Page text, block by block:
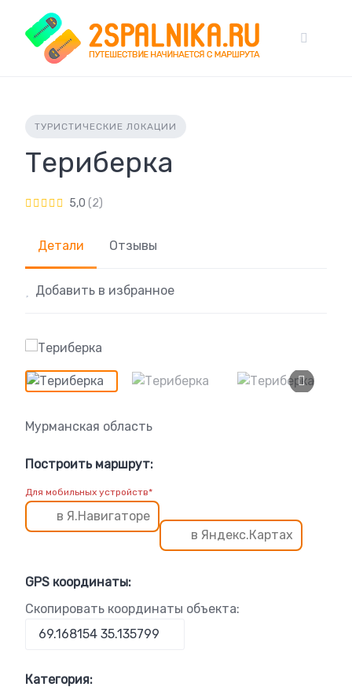
content
ТУРИСТИЧЕСКИЕ ЛОКАЦИИ
Териберка
5,0 (2)
Детали Отзывы
Добавить в избранное
Мурманская область
Построить маршрут:
Для мобильных устройств*
в Я.Навигаторе
в Яндекс.Картах
GPS координаты:
Скопировать координаты объекта:
Категория: